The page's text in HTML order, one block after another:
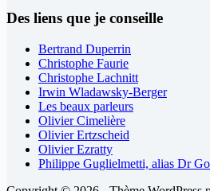
Des liens que je conseille
Bertrand Duperrin
Christophe Faurie
Christophe Lachnitt
Irwin Wladawsky-Berger
Les beaux parleurs
Olivier Cimelière
Olivier Ertzscheid
Olivier Ezratty
Philippe Guglielmetti, alias Dr